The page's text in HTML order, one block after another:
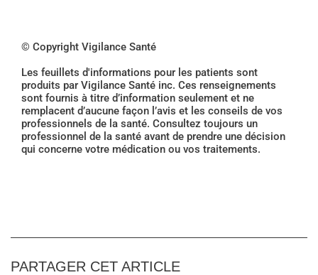
© Copyright Vigilance Santé
Les feuillets d'informations pour les patients sont
produits par Vigilance Santé inc. Ces renseignements
sont fournis à titre d’information seulement et ne
remplacent d’aucune façon l’avis et les conseils de vos
professionnels de la santé. Consultez toujours un
professionnel de la santé avant de prendre une décision
qui concerne votre médication ou vos traitements.
PARTAGER CET ARTICLE